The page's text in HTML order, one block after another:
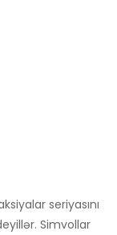
seriyasını
Simvollar